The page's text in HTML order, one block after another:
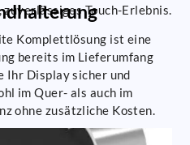
Touch-Erlebnis.
Komplettlösung ist eine
bereits im Lieferumfang
Ihr Display sicher und
im Quer- als auch im
ohne zusätzliche Kosten.